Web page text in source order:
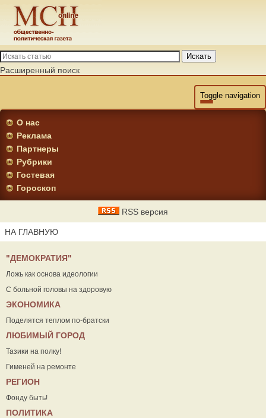
Искать
Расширенный поиск
Toggle navigation
О нас
Реклама
Партнеры
Рубрики
Гостевая
Гороскоп
RSS версия
НА ГЛАВНУЮ
"ДЕМОКРАТИЯ"
Ложь как основа идеологии
С больной головы на здоровую
ЭКОНОМИКА
Поделятся теплом по-братски
ЛЮБИМЫЙ ГОРОД
Тазики на полку!
Гименей на ремонте
РЕГИОН
Фонду быть!
ПОЛИТИКА